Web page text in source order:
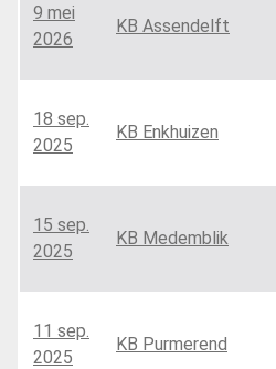
9 mei
2026
KB Assendelft
18 sep.
2025
KB Enkhuizen
15 sep.
2025
KB Medemblik
11 sep.
2025
KB Purmerend